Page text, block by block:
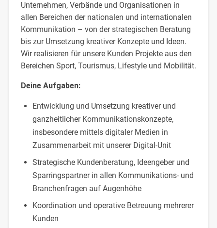
Unternehmen, Verbände und Organisationen in
allen Bereichen der nationalen und internationalen
Kommunikation – von der strategischen Beratung
bis zur Umsetzung kreativer Konzepte und Ideen.
Wir realisieren für unsere Kunden Projekte aus den
Bereichen Sport, Tourismus, Lifestyle und Mobilität.
Deine Aufgaben:
Entwicklung und Umsetzung kreativer und
ganzheitlicher Kommunikationskonzepte,
insbesondere mittels digitaler Medien in
Zusammenarbeit mit unserer Digital-Unit
Strategische Kundenberatung, Ideengeber und
Sparringspartner in allen Kommunikations- und
Branchenfragen auf Augenhöhe
Koordination und operative Betreuung mehrerer
Kunden